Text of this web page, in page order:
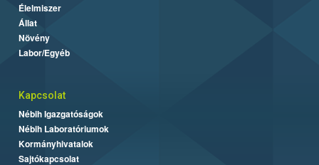
Élelmiszer
Állat
Növény
Labor/Egyéb
Kapcsolat
Nébih Igazgatóságok
Nébih Laboratóriumok
Kormányhivatalok
Sajtókapcsolat